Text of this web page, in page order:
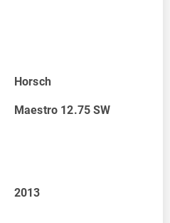
Horsch
Maestro 12.75 SW
2013